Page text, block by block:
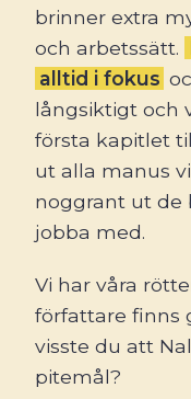
brinner extra
och arbetssätt.
alltid i fokus
långsiktigt och
första kapitlet
ut alla manus
noggrant ut de
jobba med.
Vi har våra
författare finns
visste du att
pitemål?